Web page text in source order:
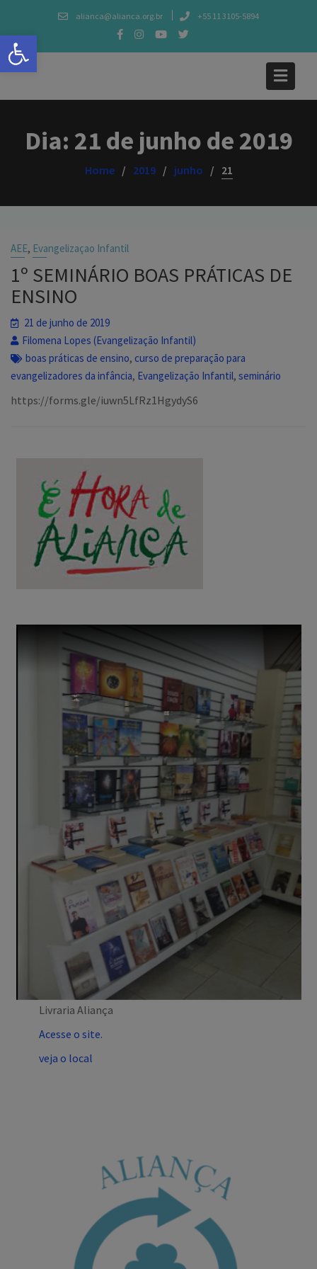
Abrir a barra de ferramentas
content
alianca@alianca.org.br +55 11 3105-5894
Dia: 21 de junho de 2019
Home 2019 junho 21
AEE, Evangelizaçao Infantil
1º SEMINÁRIO BOAS PRÁTICAS DE
ENSINO
21 de junho de 2019
Filomena Lopes (Evangelização Infantil)
boas práticas de ensino, curso de preparação para
evangelizadores da infância, Evangelização Infantil,seminário
https://forms.gle/iuwn5LfRz1HgydyS6
Livraria Aliança
Acesse o site.
veja o local